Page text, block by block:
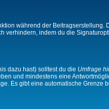
während der Beitragserstellung.
verhindern, indem du die
dazu hast) solltest du die Umfrage
und mindestens eine
Es gibt eine automatische Grenze